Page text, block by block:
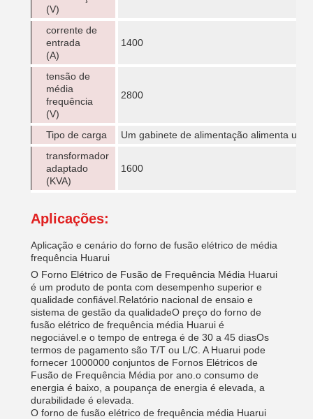
(V)
corrente de
entrada
(A)
1400
tensão de
média
frequência
(V)
2800
Tipo de carga
Um gabinete de alimentação alimenta um
transformador
adaptado
(KVA)
1600
Aplicações:
Aplicação e cenário do forno de fusão elétrico de média
frequência Huarui
O Forno Elétrico de Fusão de Frequência Média Huarui
é um produto de ponta com desempenho superior e
qualidade confiável.Relatório nacional de ensaio e
sistema de gestão da qualidadeO preço do forno de
fusão elétrico de frequência média Huarui é
negociável.e o tempo de entrega é de 30 a 45 diasOs
termos de pagamento são T/T ou L/C. A Huarui pode
fornecer 1000000 conjuntos de Fornos Elétricos de
Fusão de Frequência Média por ano.o consumo de
energia é baixo, a poupança de energia é elevada, a
durabilidade é elevada.
O forno de fusão elétrico de frequência média Huarui